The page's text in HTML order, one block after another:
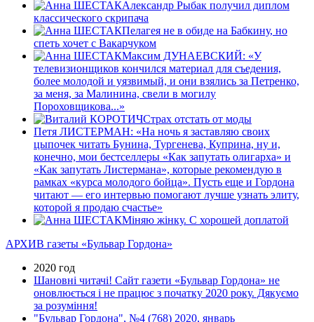
Александр Рыбак получил диплом
классического скрипача
Пелагея не в обиде на Бабкину, но
спеть хочет с Вакарчуком
Максим ДУНАЕВСКИЙ: «У
телевизионщиков кончился материал для съедения,
более молодой и уязвимый, и они взялись за Петренко,
за меня, за Малинина, свели в могилу
Пороховщикова...»
Страх отстать от моды
Петя ЛИСТЕРМАН: «На ночь я заставляю своих
цыпочек читать Бунина, Тургенева, Куприна, ну и,
конечно, мои бестселлеры «Как запутать олигарха» и
«Как запутать Листермана», которые рекомендую в
рамках «курса молодого бойца». Пусть еще и Гордона
читают — его интервью помогают лучше узнать элиту,
которой я продаю счастье»
Мiняю жiнку. С хорошей доплатой
АРХИВ газеты «Бульвар Гордона»
2020 год
Шановні читачі! Сайт газети «Бульвар Гордона» не
оновлюється і не працює з початку 2020 року. Дякуємо
за розуміння!
"Бульвар Гордона", №4 (768) 2020, январь